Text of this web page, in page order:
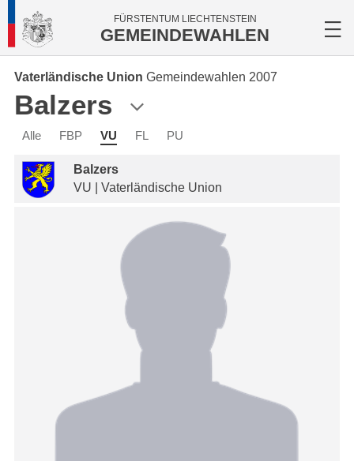
FÜRSTENTUM LIECHTENSTEIN
GEMEINDEWAHLEN
Vaterländische Union Gemeindewahlen 2007
Balzers
Alle FBP VU FL PU
Balzers
VU | Vaterländische Union